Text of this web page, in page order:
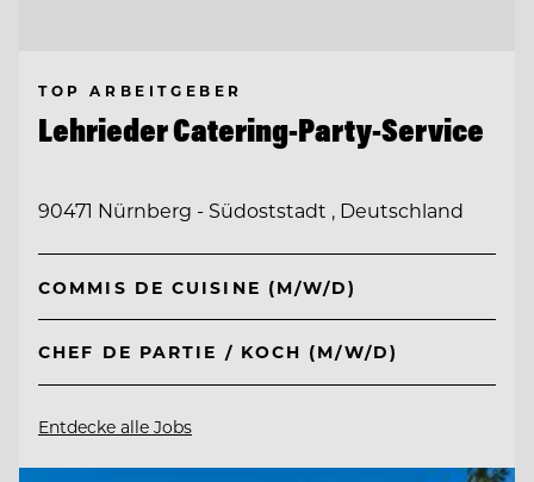
TOP ARBEITGEBER
Lehrieder Catering-Party-Service
90471 Nürnberg - Südoststadt , Deutschland
COMMIS DE CUISINE (M/W/D)
CHEF DE PARTIE / KOCH (M/W/D)
Entdecke alle Jobs